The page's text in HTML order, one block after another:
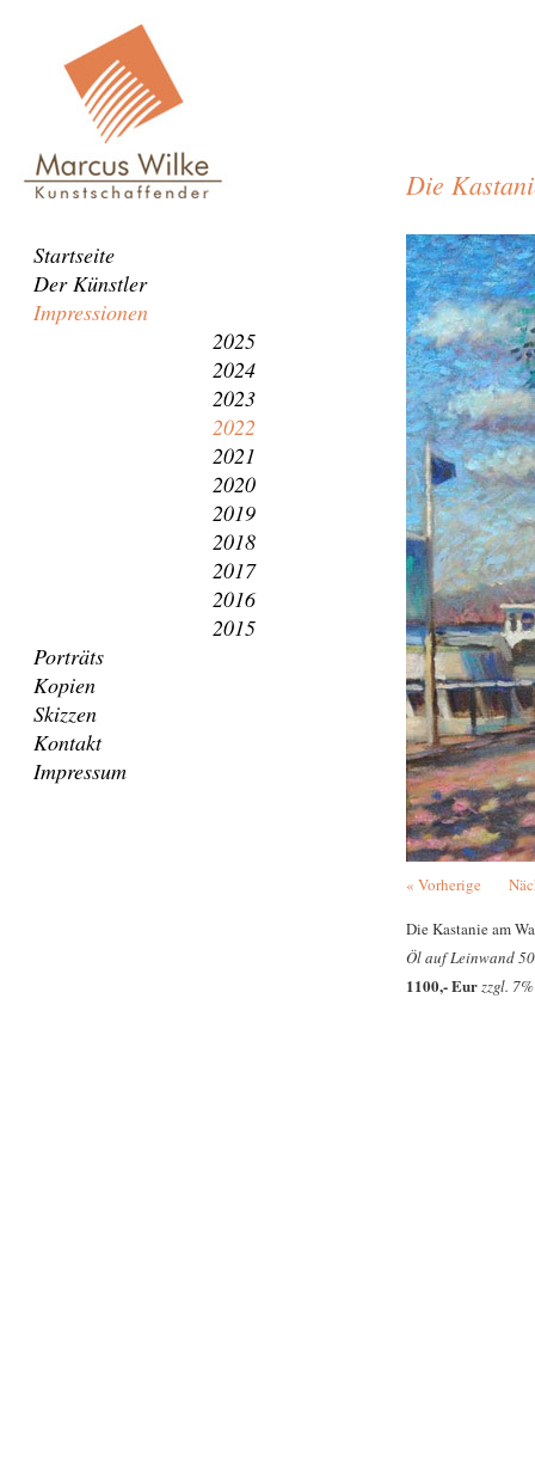
Navigation
überspringen
Startseite
Der Künstler
Impressionen
2025
2024
2023
2022
2021
2020
2019
2018
2017
2016
2015
Porträts
Kopien
Skizzen
Kontakt
Impressum
Die
Die
Kastanie
am
Wannsee
« Vorherige
Die Kastanie am
Öl auf Leinwand
1100,- Eurzzgl.